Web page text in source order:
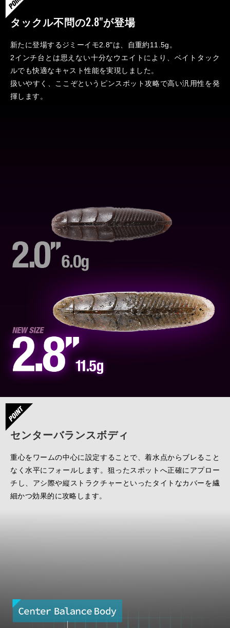
タックル不問の2.8"が登場
新たに登場するジミーイモ2.8"は、自重約11.5g。
2インチ台とは思えない十分なウエイトにより、ベイトタック
ルでも快適なキャスト性能を実現しました。
扱いやすく、ここぞというピンスポット攻略で高い汎用性を発
揮します。
センターバランスボディ
重心をワームの中心に設定することで、着水点からブレること
なく水平にフォールします。狙ったスポットへ正確にアプロー
チし、アシ際や縦ストラクチャーといったタイトなカバーを繊
細かつ効果的に攻略します。